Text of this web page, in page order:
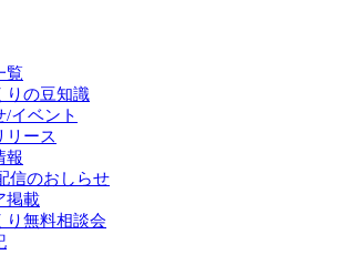
覧
りの豆知識
/イベント
リース
報
信のおしらせ
掲載
り無料相談会